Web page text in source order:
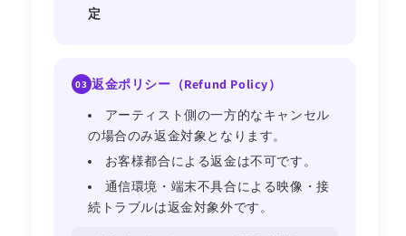
定
03 返金ポリシー（Refund Policy）
アーティスト側の一方的なキャンセル
の場合のみ返金対象となります。
お客様都合による返金は不可です。
通信環境・端末不具合による映像・接
続トラブルは返金対象外です。